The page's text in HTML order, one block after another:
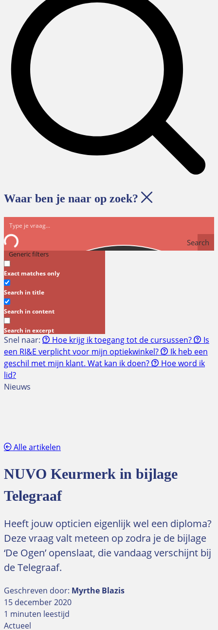
Waar ben je naar op zoek?
Search
Generic filters
Exact matches only
Search in title
Search in content
Search in excerpt
Snel naar: Hoe krijg ik toegang tot de cursussen?
Is
een RI&E verplicht voor mijn optiekwinkel?
Ik heb een
geschil met mijn klant. Wat kan ik doen?
Hoe word ik
lid?
Nieuws
Alle artikelen
NUVO Keurmerk in bijlage
Telegraaf
Heeft jouw opticien eigenlijk wel een diploma?
Deze vraag valt meteen op zodra je de bijlage
‘De Ogen’ openslaat, die vandaag verschijnt bij
de Telegraaf.
Geschreven door: Myrthe Blazis
15 december 2020
1 minuten leestijd
Actueel